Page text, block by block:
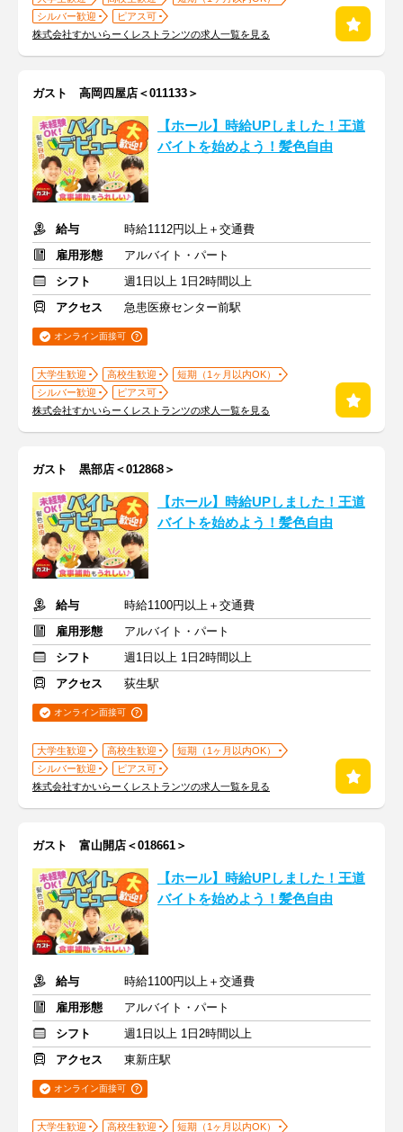
シルバー歓迎
ピアス可
株式会社すかいらーくレストランツの求人一覧を見る
ガスト 高岡四屋店＜011133＞
【ホール】時給UPしました！王道
バイトを始めよう！髪色自由
給与
時給1112円以上＋交通費
雇用形態
アルバイト・パート
シフト
週1日以上 1日2時間以上
アクセス
急患医療センター前駅
オンライン面接可
大学生歓迎 高校生歓迎
短期（1ヶ月以内OK）
シルバー歓迎
ピアス可
株式会社すかいらーくレストランツの求人一覧を見る
ガスト 黒部店＜012868＞
【ホール】時給UPしました！王道
バイトを始めよう！髪色自由
給与
時給1100円以上＋交通費
雇用形態
アルバイト・パート
シフト
週1日以上 1日2時間以上
アクセス
荻生駅
オンライン面接可
大学生歓迎 高校生歓迎
短期（1ヶ月以内OK）
シルバー歓迎
ピアス可
株式会社すかいらーくレストランツの求人一覧を見る
ガスト 富山開店＜018661＞
【ホール】時給UPしました！王道
バイトを始めよう！髪色自由
給与
時給1100円以上＋交通費
雇用形態
アルバイト・パート
シフト
週1日以上 1日2時間以上
アクセス
東新庄駅
オンライン面接可
大学生歓迎 高校生歓迎
短期（1ヶ月以内OK）